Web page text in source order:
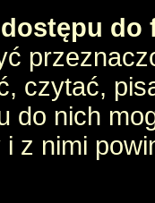
do
czytać,
do nich
z nimi